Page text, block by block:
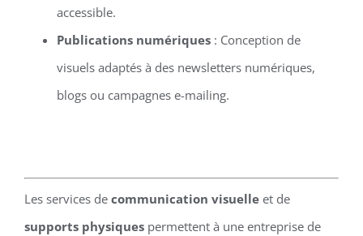
accessible.
Publications numériques: Conception de
visuels adaptés à des newsletters numériques,
blogs ou campagnes e-mailing.
Les services de communication visuelleet de
supports physiquespermettent à une entreprise de